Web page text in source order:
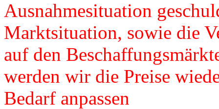
Ausnahmesituation
Marktsituation, sowie die
auf den
werden wir die Preise
Bedarf anpassen